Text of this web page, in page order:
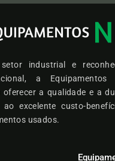
industrial e
a
oferecer a qualidade e a
excelente custo-
usados.